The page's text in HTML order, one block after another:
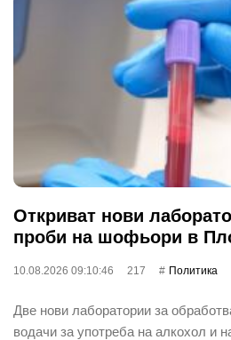
Откриват нови
проби на шофьори в
10.08.2026 09:10:46 217 Политика
Две нови лаборатории за
водачи за употреба на алкохол и